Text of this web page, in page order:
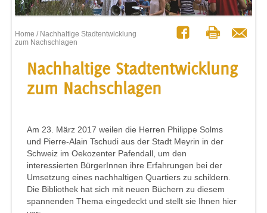
Home / Nachhaltige Stadtentwicklung
zum Nachschlagen
Nachhaltige Stadtentwicklung
zum Nachschlagen
Am 23. März 2017 weilen die Herren Philippe Solms
und Pierre-Alain Tschudi aus der Stadt Meyrin in der
Schweiz im Oekozenter Pafendall, um den
interessierten BürgerInnen ihre Erfahrungen bei der
Umsetzung eines nachhaltigen Quartiers zu schildern.
Die Bibliothek hat sich mit neuen Büchern zu diesem
spannenden Thema eingedeckt und stellt sie Ihnen hier